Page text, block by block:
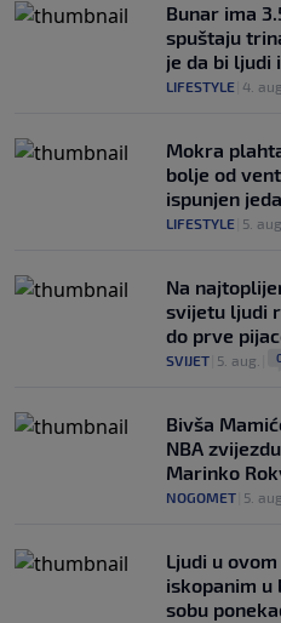
Bunar imа
spuštaju
je da bi ljudi
LIFESTYLE 4. aug.
Mokra
bolje od
ispunjen
LIFESTYLE 5. aug.
Na
svijetu ljudi
do prve
SVIJET 5. aug.
Bivša
NBA
Marinko
NOGOMET 5. aug.
Ljudi u
iskopanim u
sobu